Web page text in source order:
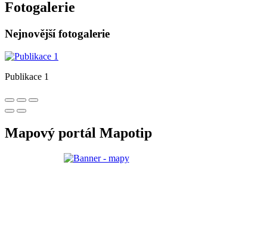
Fotogalerie
Nejnovější fotogalerie
Publikace 1
Mapový portál Mapotip